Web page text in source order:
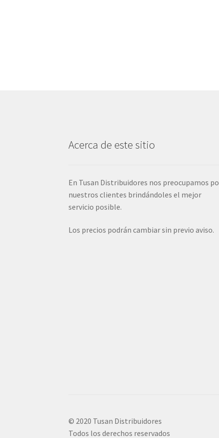
Acerca de este sitio
En Tusan Distribuidores nos preocupamos
nuestros clientes brindándoles el mejor
servicio posible.
Los precios podrán cambiar sin previo aviso.
© 2020 Tusan Distribuidores
Todos los derechos reservados